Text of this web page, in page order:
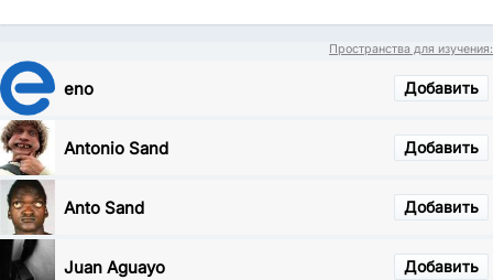
Пространства для изучения:
Добавить
eno
Добавить
Antonio Sand
Добавить
Anto Sand
Добавить
Juan Aguayo